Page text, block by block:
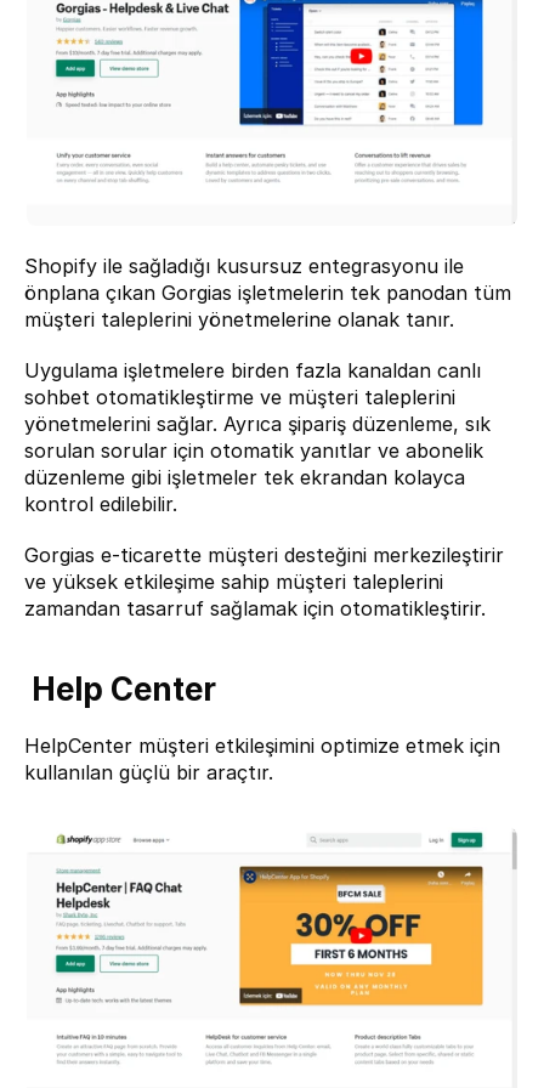
Shopify ile sağladığı kusursuz entegrasyonu ile
önplana çıkan Gorgias işletmelerin tek panodan tüm
müşteri taleplerini yönetmelerine olanak tanır.
Uygulama işletmelere birden fazla kanaldan canlı
sohbet otomatikleştirme ve müşteri taleplerini
yönetmelerini sağlar. Ayrıca şipariş düzenleme, sık
sorulan sorular için otomatik yanıtlar ve abonelik
düzenleme gibi işletmeler tek ekrandan kolayca
kontrol edilebilir.
Gorgias e-ticarette müşteri desteğini merkezileştirir
ve yüksek etkileşime sahip müşteri taleplerini
zamandan tasarruf sağlamak için otomatikleştirir.
Help Center
HelpCenter müşteri etkileşimini optimize etmek için
kullanılan güçlü bir araçtır.